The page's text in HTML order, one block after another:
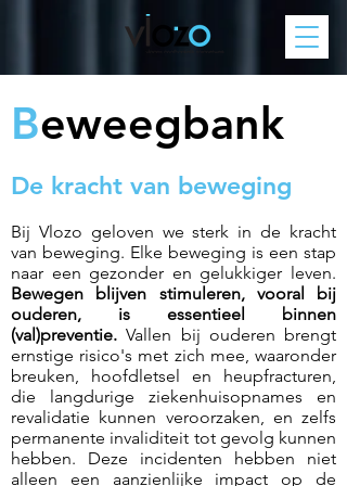
Beweegbank
De kracht van beweging
Bij Vlozo geloven we sterk in de kracht
van beweging. Elke beweging is een stap
naar een gezonder en gelukkiger leven.
Bewegen blijven stimuleren, vooral bij
ouderen, is essentieel binnen
(val)preventie. Vallen bij ouderen brengt
ernstige risico's met zich mee, waaronder
breuken, hoofdletsel en heupfracturen,
die langdurige ziekenhuisopnames en
revalidatie kunnen veroorzaken, en zelfs
permanente invaliditeit tot gevolg kunnen
hebben. Deze incidenten hebben niet
alleen een aanzienlijke impact op de